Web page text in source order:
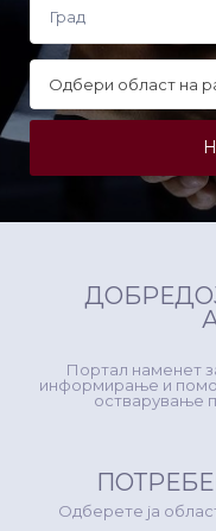
Одбери област на
Портал наменет
информирање и
остварување
Одберете ја